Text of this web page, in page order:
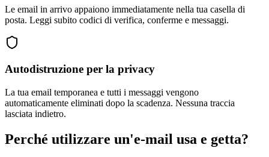
Le email in arrivo appaiono immediatamente nella tua casella di
posta. Leggi subito codici di verifica, conferme e messaggi.
Autodistruzione per la privacy
La tua email temporanea e tutti i messaggi vengono
automaticamente eliminati dopo la scadenza. Nessuna traccia
lasciata indietro.
Perché utilizzare un'e-mail usa e getta?